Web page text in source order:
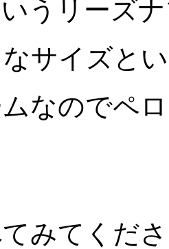
うリーズ
サイズと
なのでペ
みてくだ